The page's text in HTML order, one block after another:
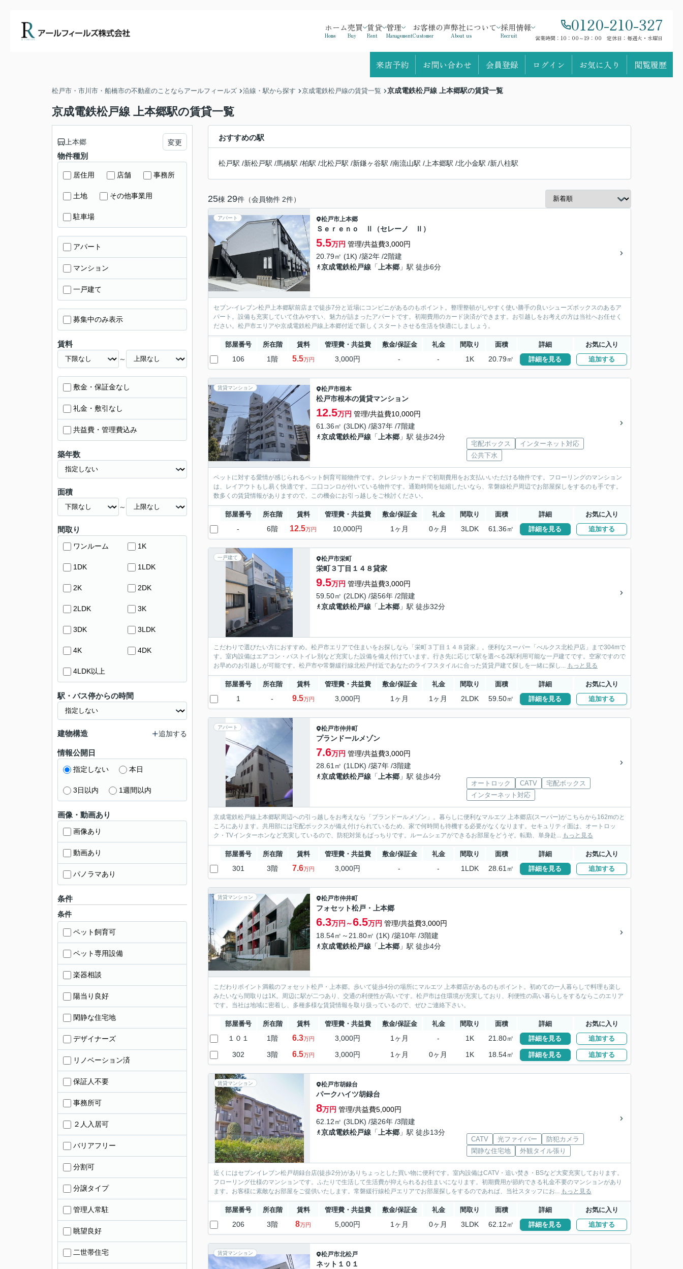
ホーム
Home
売買
Buy
賃貸
Rent
管理
Management
お客様の声
Customer
弊社について
About us
採用情報
Recruit
0120-210-327
営業時間：10：00～19：00 定休日：毎週火・水曜日
来店予約 お問い合わせ 会員登録 ログイン お気に入り 閲覧履歴
松戸市・市川市・船橋市の不動産のことならアールフィールズ 沿線・駅から探す 京成電鉄松戸線の賃貸一覧 京成電鉄松戸線 上本郷駅の賃貸一覧
京成電鉄松戸線 上本郷駅の賃貸一覧
おすすめの駅
松戸駅 /新松戸駅 /馬橋駅 /柏駅 /北松戸駅 /新鎌ヶ谷駅 /南流山駅 / 上本郷駅 /北小金駅 /新八柱駅
25棟 29件（会員物件 2件）
アパート 松戸市上本郷
Ｓｅｒｅｎｏ Ⅱ（セレーノ Ⅱ）
5.5万円 管理/共益費3,000円
20.79㎡ (1K) /築2年 /2階建
京成電鉄松戸線 「 上本郷 」駅 徒歩6分
セブン-イレブン松戸上本郷駅前店まで徒歩7分と近場にコンビニがあるのもポイント。整理整頓がしやすく使い勝手の良いシューズボックスのあるア
パート。設備も充実していて住みやすい、魅力が詰まったアパートです。初期費用のカード決済ができます。お引越しをお考えの方は当社へお任せく
ださい。松戸市エリアや京成電鉄松戸線上本郷付近で新しくスタートさせる生活を快適にしましょう。
部屋番号 所在階 賃料 管理費・共益費 敷金/保証金 礼金 間取り 面積 詳細 お気に入り
106 1階 5.5万円 3,000円 - - 1K 20.79㎡ 詳細を見る 追加する
賃貸マンション 松戸市根本
松戸市根本の賃貸マンション
12.5万円 管理/共益費10,000円
61.36㎡ (3LDK) /築37年 /7階建
京成電鉄松戸線 「 上本郷 」駅 徒歩24分
宅配ボックス
インターネット対応
公共下水
ペットに対する愛情が感じられるペット飼育可能物件です。クレジットカードで初期費用をお支払いいただける物件です。フローリングのマンション
は、レイアウトもし易く快適です。二口コンロが付いている物件です。通勤時間を短縮したいなら、常磐線松戸周辺でお部屋探しをするのも手です。
数多くの賃貸情報がありますので、この機会にお引っ越しをご検討ください。
部屋番号 所在階 賃料 管理費・共益費 敷金/保証金 礼金 間取り 面積 詳細 お気に入り
- 6階 12.5万円 10,000円 1ヶ月 0ヶ月 3LDK 61.36㎡ 詳細を見る 追加する
一戸建て 松戸市栄町
栄町３丁目１４８貸家
9.5万円 管理/共益費3,000円
59.50㎡ (2LDK) /築56年 /2階建
京成電鉄松戸線 「 上本郷 」駅 徒歩32分
こだわりで選びたい方におすすめ。松戸市エリアで住まいをお探しなら「栄町３丁目１４８貸家」。便利なスーパー「べルクス北松戸店」まで304mで
す。室内設備はエアコン・バストイレ別など充実した設備を備え付けています。行き先に応じて駅を選べる2駅利用可能な一戸建てです。空家ですので
お早めのお引越しが可能です。松戸市や常磐緩行線北松戸付近であなたのライフスタイルに合った賃貸戸建て探しを一緒に探し... もっと見る
部屋番号 所在階 賃料 管理費・共益費 敷金/保証金 礼金 間取り 面積 詳細 お気に入り
1 - 9.5万円 3,000円 1ヶ月 1ヶ月 2LDK 59.50㎡ 詳細を見る 追加する
アパート 松戸市仲井町
プランドールメゾン
7.6万円 管理/共益費3,000円
28.61㎡ (1LDK) /築7年 /3階建
京成電鉄松戸線 「 上本郷 」駅 徒歩4分
オートロック CATV
宅配ボックス
インターネット対応
京成電鉄松戸線上本郷駅周辺への引っ越しをお考えなら「プランドールメゾン」。暮らしに便利なマルエツ 上本郷店(スーパー)がこちらから162mのと
ころにあります。共用部には宅配ボックスが備え付けられているため、家で何時間も待機する必要がなくなります。セキュリティ面は、オートロッ
ク・TVインターホンなど充実しているので、防犯対策もばっちりです。ルームシェアができるお部屋をどうぞ。転勤、単身赴... もっと見る
部屋番号 所在階 賃料 管理費・共益費 敷金/保証金 礼金 間取り 面積 詳細 お気に入り
301 3階 7.6万円 3,000円 - - 1LDK 28.61㎡ 詳細を見る 追加する
賃貸マンション 松戸市仲井町
フォセット松戸・上本郷
6.3万円～6.5万円 管理/共益費3,000円
18.54㎡～21.80㎡ (1K) /築10年 /3階建
京成電鉄松戸線 「 上本郷 」駅 徒歩4分
こだわりポイント満載のフォセット松戸・上本郷。歩いて徒歩4分の場所にマルエツ 上本郷店があるのもポイント。初めての一人暮らしで料理も楽し
みたいなら間取りは1K。周辺に駅が二つあり、交通の利便性が高いです。松戸市は住環境が充実しており、利便性の高い暮らしをするならこのエリア
です。当社は地域に密着し、多種多様な賃貸情報を取り扱っているので、ぜひご連絡下さい。
部屋番号 所在階 賃料 管理費・共益費 敷金/保証金 礼金 間取り 面積 詳細 お気に入り
１０１ 1階 6.3万円 3,000円 1ヶ月 - 1K 21.80㎡ 詳細を見る 追加する
302 3階 6.5万円 3,000円 1ヶ月 0ヶ月 1K 18.54㎡ 詳細を見る 追加する
賃貸マンション 松戸市胡録台
パークハイツ胡録台
8万円 管理/共益費5,000円
62.12㎡ (3LDK) /築26年 /3階建
京成電鉄松戸線 「 上本郷 」駅 徒歩13分
CATV 光ファイバー
防犯カメラ
閑静な住宅地
外観タイル張り
近くにはセブンイレブン松戸胡録台店(徒歩2分)がありちょっとした買い物に便利です。室内設備はCATV・追い焚き・BSなど大変充実しております。
フローリング仕様のマンションです。ふたりで生活して生活費が抑えられるお住まいになります。初期費用が節約できる礼金不要のマンションがあり
ます。お客様に素敵なお部屋をご提供いたします。常磐緩行線松戸エリアでお部屋探しをするのであれば、当社スタッフにお... もっと見る
部屋番号 所在階 賃料 管理費・共益費 敷金/保証金 礼金 間取り 面積 詳細 お気に入り
206 3階 8万円 5,000円 1ヶ月 0ヶ月 3LDK 62.12㎡ 詳細を見る 追加する
賃貸マンション 松戸市北松戸
ネット１０１
上本郷 変更
物件種別
居住用 店舗 事務所
土地 その他事業用
駐車場
アパート
マンション
一戸建て
募集中のみ表示
賃料
～
敷金・保証金なし
礼金・敷引なし
共益費・管理費込み
築年数
面積
～
間取り
ワンルーム 1K
1DK 1LDK
2K 2DK
2LDK 3K
3DK 3LDK
4K 4DK
4LDK以上
駅・バス停からの時間
建物構造 追加する
情報公開日
指定しない 本日
3日以内 1週間以内
画像・動画あり
画像あり
動画あり
パノラマあり
条件
条件
ペット飼育可
ペット専用設備
楽器相談
陽当り良好
閑静な住宅地
デザイナーズ
リノベーション済
保証人不要
事務所可
２人入居可
バリアフリー
分割可
分譲タイプ
管理人常駐
眺望良好
二世帯住宅